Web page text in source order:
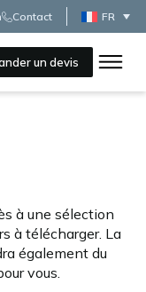
Contact FR
un devis
à une sélection
à télécharger. La
également du
vous.